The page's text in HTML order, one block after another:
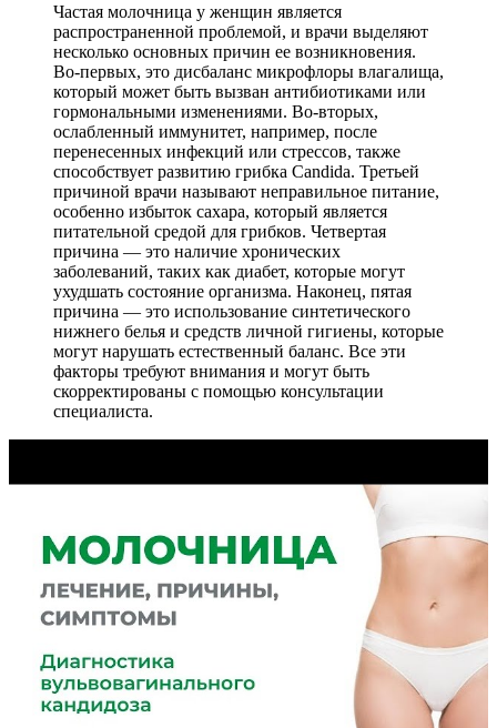
Частая молочница у женщин является
распространенной проблемой, и врачи выделяют
несколько основных причин ее возникновения.
Во-первых, это дисбаланс микрофлоры влагалища,
который может быть вызван антибиотиками или
гормональными изменениями. Во-вторых,
ослабленный иммунитет, например, после
перенесенных инфекций или стрессов, также
способствует развитию грибка Candida. Третьей
причиной врачи называют неправильное питание,
особенно избыток сахара, который является
питательной средой для грибков. Четвертая
причина — это наличие хронических
заболеваний, таких как диабет, которые могут
ухудшать состояние организма. Наконец, пятая
причина — это использование синтетического
нижнего белья и средств личной гигиены, которые
могут нарушать естественный баланс. Все эти
факторы требуют внимания и могут быть
скорректированы с помощью консультации
специалиста.